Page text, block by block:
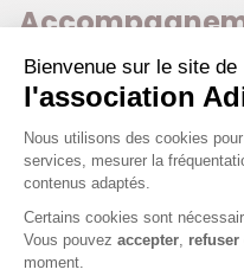
Bienvenue sur le site de
l'association
Plateforme de
Nous utilisons des cookies
services, mesurer la
contenus adaptés.
Certains cookies sont
Vous pouvez accepter refuser
moment.
entrepreneurs